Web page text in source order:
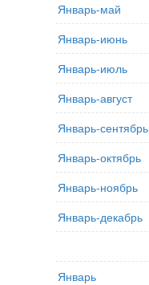
Январь-май
Январь-июнь
Январь-июль
Январь-август
Январь-сентябрь
Январь-октябрь
Январь-ноябрь
Январь-декабрь
Январь